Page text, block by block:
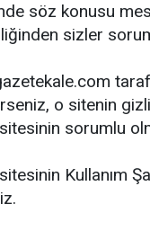
söz konusu
sizler
o sitenin
sorumlu
Kullanım